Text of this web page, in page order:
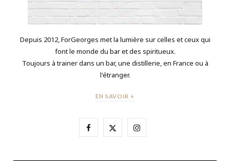
Depuis 2012, ForGeorges met la lumière sur celles et ceux qui
font le monde du bar et des spiritueux.
Toujours à trainer dans un bar, une distillerie, en France ou à
l'étranger.
EN SAVOIR +
F X I